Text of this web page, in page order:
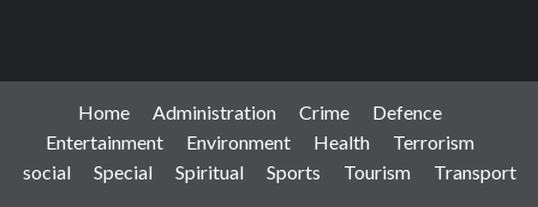
Home Administration Crime
Defence
Entertainment
Environment Health
Terrorism
social
Special Spiritual Sports Tourism Transport